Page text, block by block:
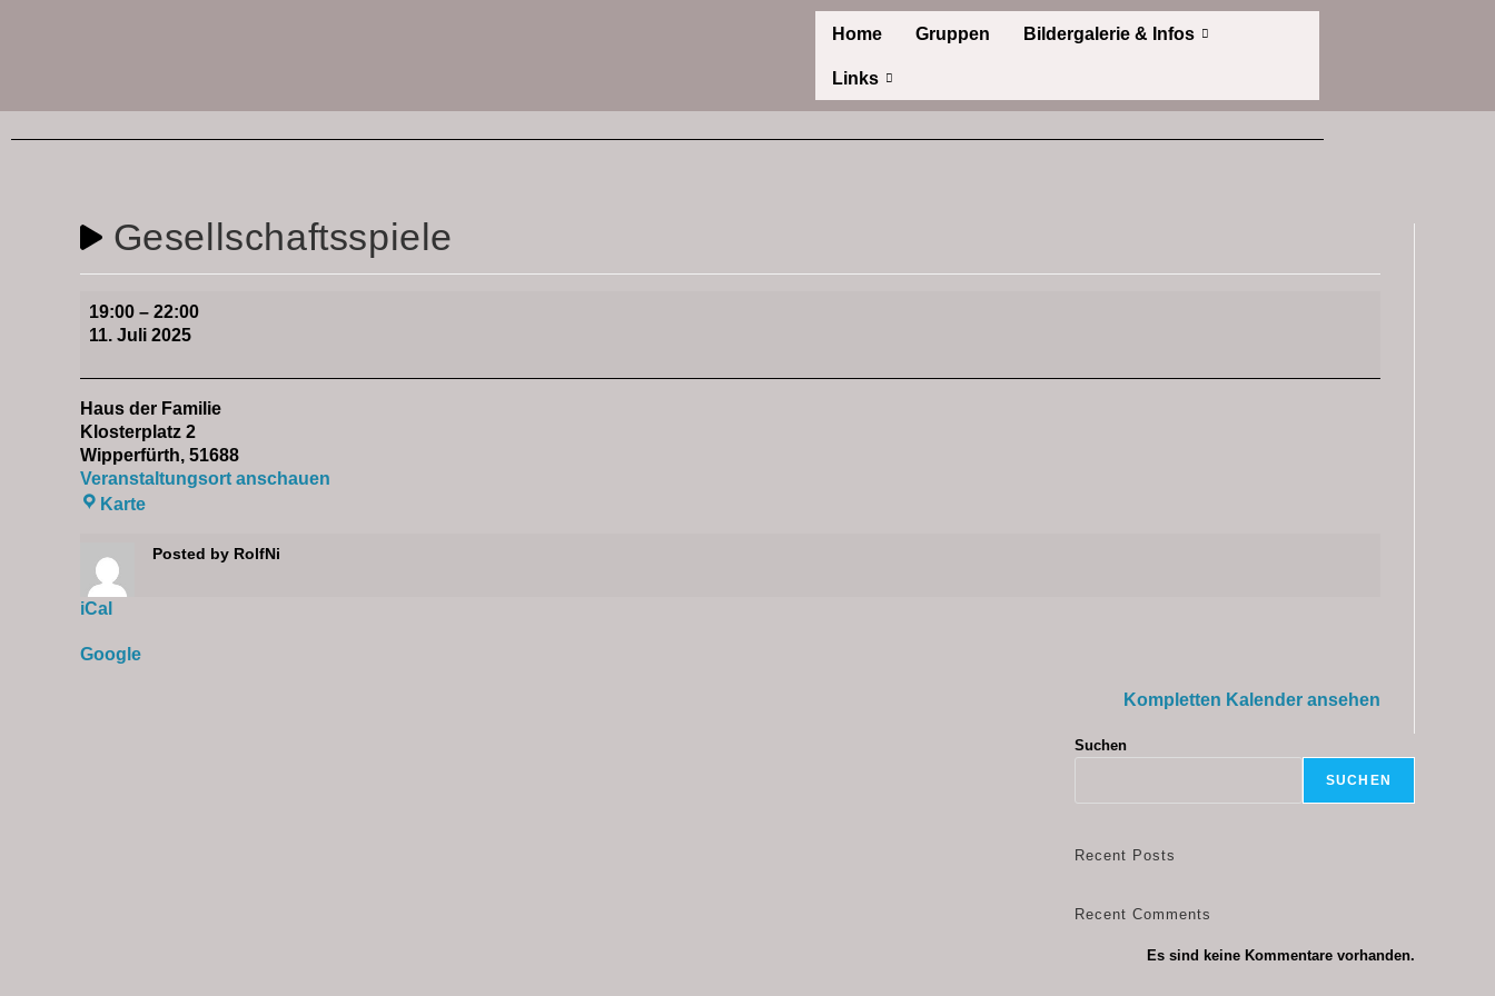
Home Gruppen Bildergalerie & Infos
Links
Gesellschaftsspiele
19:00 – 22:00
11. Juli 2025
Haus der Familie
Klosterplatz 2
Wipperfürth, 51688
Veranstaltungsort anschauen
Karte
Posted by RolfNi
iCal
Google
Kompletten Kalender ansehen
Suchen
SUCHEN
Recent Posts
Recent Comments
Es sind keine Kommentare vorhanden.